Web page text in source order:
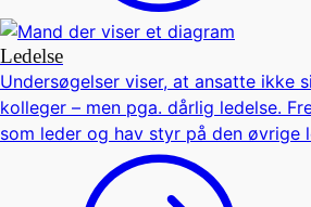
Ledelse
Undersøgelser viser, at ansatte ikke
kolleger – men pga. dårlig ledelse.
som leder og hav styr på den øvrige